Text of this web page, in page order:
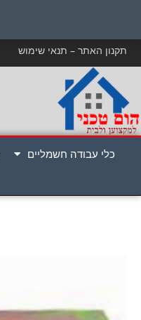
תקנון האתר – תנאי שימוש
כלי עבודה חשמליים